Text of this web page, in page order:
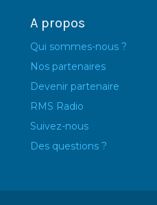
A propos
Qui sommes-nous ?
Nos partenaires
Devenir partenaire
RMS Radio
Suivez-nous
Des questions ?